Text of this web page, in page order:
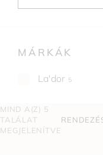
MÁRKÁK
La'dor 5
MIND A(Z) 5
TALÁLAT
MEGJELENÍTVE